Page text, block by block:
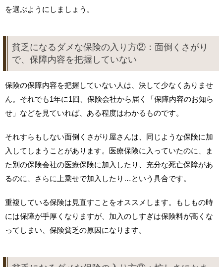
を選ぶようにしましょう。
貧乏になるダメな保険の入り方②：面倒くさがり
で、保障内容を把握していない
保険の保障内容を把握していない人は、決して少なくありませ
ん。それでも1年に1回、保険会社から届く「保障内容のお知ら
せ」などを見ていれば、ある程度はわかるものです。
それすらもしない面倒くさがり屋さんは、同じような保険に加
入してしまうことがあります。医療保険に入っていたのに、ま
た別の保険会社の医療保険に加入したり、充分な死亡保障があ
るのに、さらに上乗せで加入したり…という具合です。
重複している保険は見直すことをオススメします。もしもの時
には保障が手厚くなりますが、加入のしすぎは保険料が高くな
ってしまい、保険貧乏の原因になります。